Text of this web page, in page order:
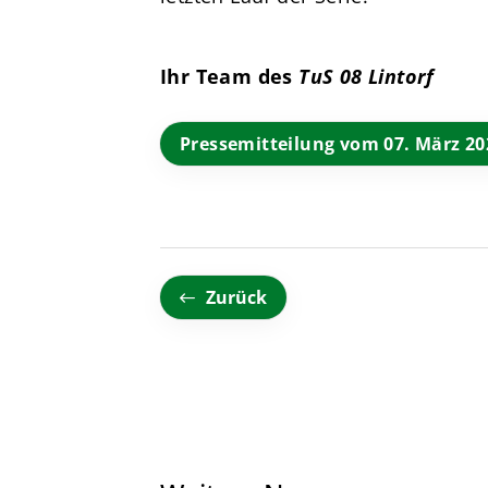
Ihr Team des TuS 08 Lintorf
Pressemitteilung vom 07. März
Zurück